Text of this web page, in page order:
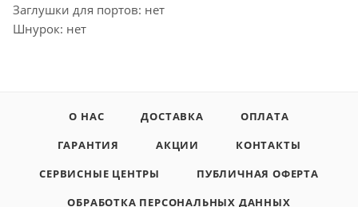
Заглушки для портов: нет
Шнурок: нет
О НАС ДОСТАВКА
ОПЛАТА
ГАРАНТИЯ
АКЦИИ
КОНТАКТЫ
СЕРВИСНЫЕ ЦЕНТРЫ
ПУБЛИЧНАЯ ОФЕРТА
ОБРАБОТКА ПЕРСОНАЛЬНЫХ ДАННЫХ